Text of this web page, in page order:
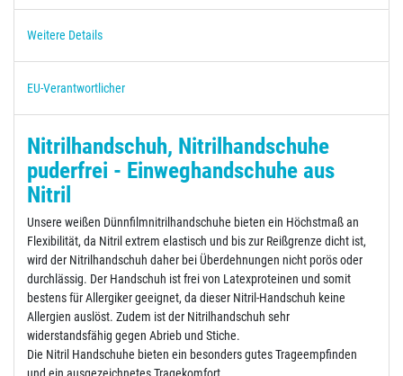
Weitere Details
EU-Verantwortlicher
Nitrilhandschuh, Nitrilhandschuhe
puderfrei - Einweghandschuhe aus
Nitril
Unsere weißen Dünnfilmnitrilhandschuhe bieten ein Höchstmaß an
Flexibilität, da Nitril extrem elastisch und bis zur Reißgrenze dicht ist,
wird der Nitrilhandschuh daher bei Überdehnungen nicht porös oder
durchlässig. Der Handschuh ist frei von Latexproteinen und somit
bestens für Allergiker geeignet, da dieser Nitril-Handschuh keine
Allergien auslöst. Zudem ist der Nitrilhandschuh sehr
widerstandsfähig gegen Abrieb und Stiche.
Die Nitril Handschuhe bieten ein besonders gutes Trageempfinden
und ein ausgezeichnetes Tragekomfort.